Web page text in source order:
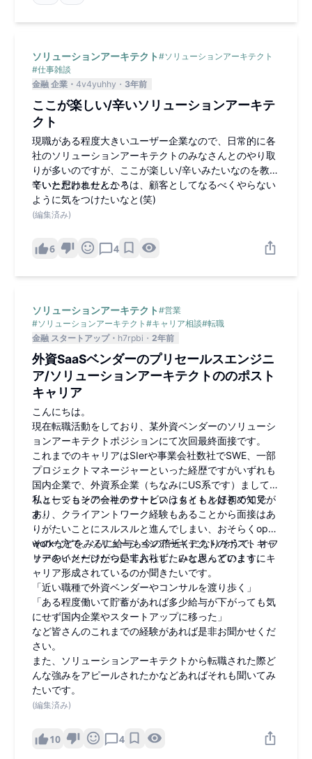
ソリューションアーキテクト #ソリューションアーキテクト
#仕事雑談
金融 企業
4v4yuhhy 3年前
ここが楽しい/辛いソリューションアーキテ
クト
現職がある程度大きいユーザー企業なので、日常的に各
社のソリューションアーキテクトのみなさんとのやり取
りが多いのですが、ここが楽しい/辛いみたいなのを教え
ていただけませんか？
辛いと思われたところは、顧客としてなるべくやらない
ように気をつけたいなと(笑)
(編集済み)
6 4
ソリューションアーキテクト #営業
#ソリューションアーキテクト #キャリア相談#転職
金融 スタートアップ
h7rpbi 2年前
外資SaaSベンダーのプリセールスエンジニ
ア/ソリューションアーキテクトののポスト
キャリア
こんにちは。
現在転職活動をしており、某外資ベンダーのソリューシ
ョンアーキテクトポジションにて次回最終面接です。
これまでのキャリアはSIerや事業会社数社でSWE、一部
プロジェクトマネージャーといった経歴ですがいずれも
国内企業で、外資系企業（ちなみにUS系です）ましてソ
リューションアーキテクトというタイトルは初めてで
す。
私としてもその会社のサービスはもともと好きで知見が
あり、クライアントワーク経験もあることから面接はあ
りがたいことにスルスルと進んでしまい、おそらくopen
workなどをみるに給与も今の倍近くになりそうで、オフ
ァーをいただけたら是非入社したいと思っています。
その一方で、ソリューションアーキテクトのポストキャ
リアのイメージがついておらず、みなさんどのようにキ
ャリア形成されているのか聞きたいです。
「近い職種で外資ベンダーやコンサルを渡り歩く」
「ある程度働いて貯蓄があれば多少給与が下がっても気
にせず国内企業やスタートアップに移った」
など皆さんのこれまでの経験があれば是非お聞かせくだ
さい。
また、ソリューションアーキテクトから転職された際ど
んな強みをアピールされたかなどあればそれも聞いてみ
たいです。
(編集済み)
10 4